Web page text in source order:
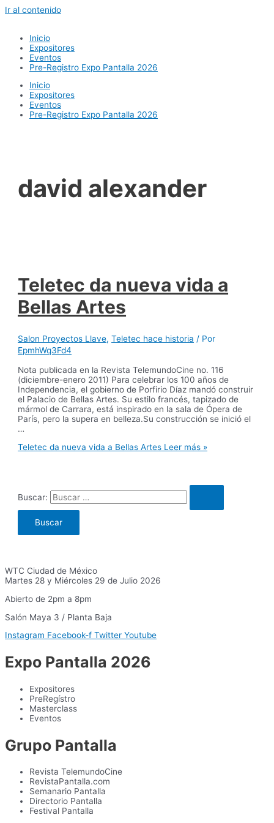
Ir al contenido
Inicio
Expositores
Eventos
Pre-Registro Expo Pantalla 2026
Inicio
Expositores
Eventos
Pre-Registro Expo Pantalla 2026
david alexander
Teletec da nueva vida a
Bellas Artes
Salon Proyectos Llave,Teletec hace historia / Por
EpmhWq3Fd4
Nota publicada en la Revista TelemundoCine no. 116
(diciembre-enero 2011) Para celebrar los 100 años de
Independencia, el gobierno de Porfirio Díaz mandó construir
el Palacio de Bellas Artes. Su estilo francés, tapizado de
mármol de Carrara, está inspirado en la sala de Ópera de
París, pero la supera en belleza.Su construcción se inició el
…
Teletec da nueva vida a Bellas Artes Leer más »
Buscar:
WTC Ciudad de México
Martes 28 y Miércoles 29 de Julio 2026
Abierto de 2pm a 8pm
Salón Maya 3 / Planta Baja
Instagram Facebook-f Twitter Youtube
Expo Pantalla 2026
Expositores
PreRegístro
Masterclass
Eventos
Grupo Pantalla
Revista TelemundoCine
RevistaPantalla.com
Semanario Pantalla
Directorio Pantalla
Festival Pantalla